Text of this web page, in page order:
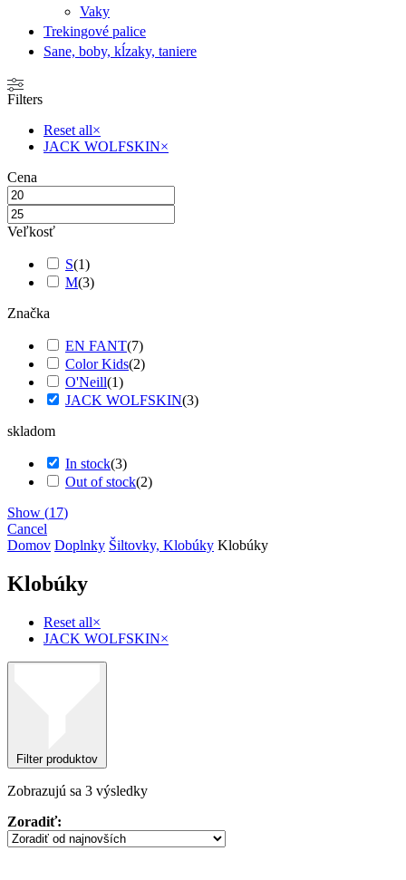
Vaky
Trekingové palice
Sane, boby, kĺzaky, taniere
Filters
Reset all×
JACK WOLFSKIN×
Cena
Veľkosť
S(1)
M(3)
Značka
EN FANT(7)
Color Kids(2)
O'Neill(1)
JACK WOLFSKIN(3)
skladom
In stock(3)
Out of stock(2)
Show (17)
Cancel
Domov Doplnky Šiltovky, Klobúky Klobúky
Klobúky
Reset all×
JACK WOLFSKIN×
Filter produktov
Zobrazujú sa 3 výsledkyZoradené
Zoradiť: